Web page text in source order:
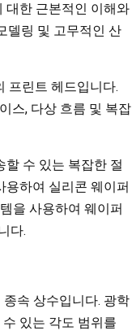
대한 근본적인 이해와
델링 및 고무적인 산
프린트 헤드입니다.
스, 다상 흐름 및 복잡
수 있는 복잡한 절
용하여 실리콘 웨이퍼
을 사용하여 웨이퍼
다.
속 상수입니다. 광학
있는 각도 범위를